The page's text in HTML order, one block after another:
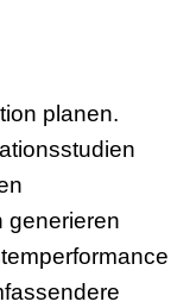
planen.
generieren